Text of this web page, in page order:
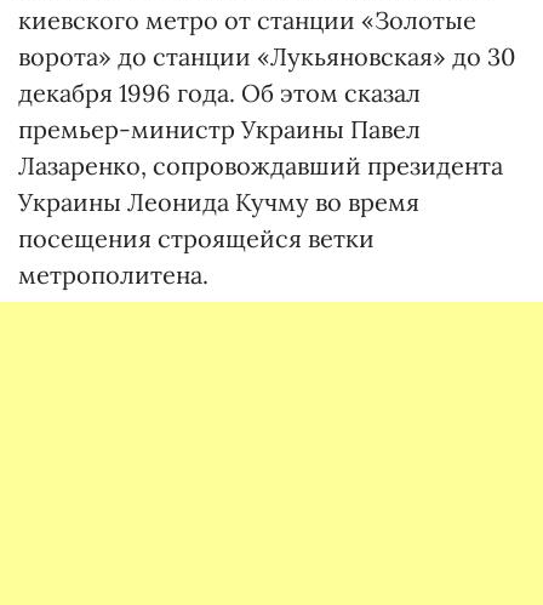
киевского метро от станции «Золотые
ворота» до станции «Лукьяновская» до 30
декабря 1996 года. Об этом сказал
премьер-министр Украины Павел
Лазаренко, сопровождавший президента
Украины Леонида Кучму во время
посещения строящейся ветки
метрополитена.